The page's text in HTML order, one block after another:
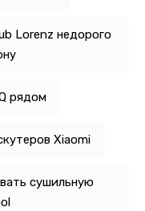
Lorenz недорого
рядом
Xiaomi
сушильную